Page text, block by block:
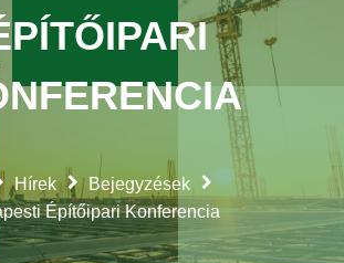
Hírek
Bejegyzések
Építőipari Konferencia